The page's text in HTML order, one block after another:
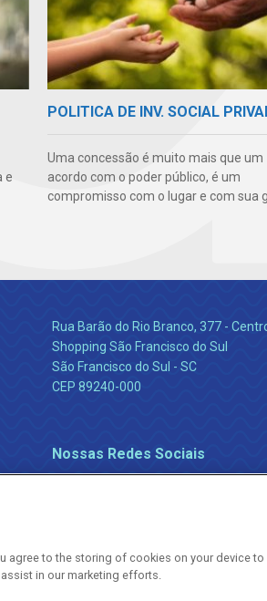
e
POLITICA DE INV. SOCIAL
Uma concessão é muito mais que um
acordo com o poder público, é um
compromisso com o lugar e com sua
Rua Barão do Rio Branco, 377 -
Shopping São Francisco do Sul
São Francisco do Sul - SC
CEP 89240-000
Nossas Redes Sociais
agree to the storing of cookies on your device
in our marketing efforts.